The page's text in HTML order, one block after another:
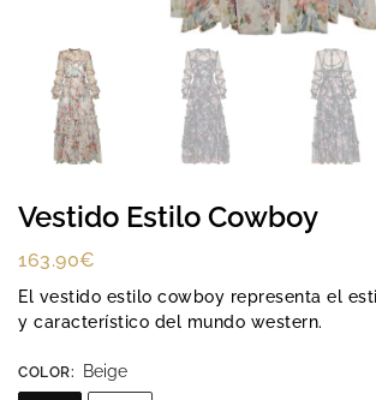
Vestido Estilo Cowboy
163.90€
El vestido estilo cowboy representa el
y característico del mundo western.
COLOR: Beige